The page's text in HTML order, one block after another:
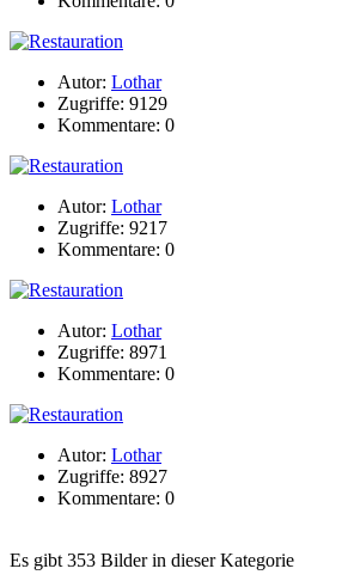
Autor: Lothar
Zugriffe: 9129
Kommentare: 0
Autor: Lothar
Zugriffe: 9217
Kommentare: 0
Autor: Lothar
Zugriffe: 8971
Kommentare: 0
Autor: Lothar
Zugriffe: 8927
Kommentare: 0
Es gibt 353 Bilder in dieser Kategorie